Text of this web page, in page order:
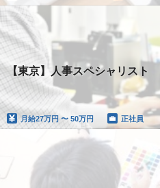
【東京】人事スペシャリスト
月給27万円 〜 50万円 正社員